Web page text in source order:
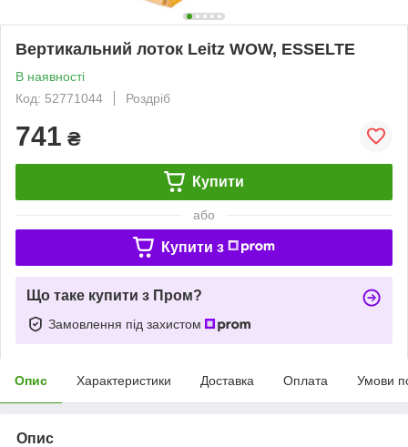
Вертикальний лоток Leitz WOW, ESSELTE
В наявності
Код: 52771044
Роздріб
741 ₴
Купити
або
Купити з
Що таке купити з Пром?
Замовлення під захистом
Опис Характеристики Доставка Оплата Умови
Опис